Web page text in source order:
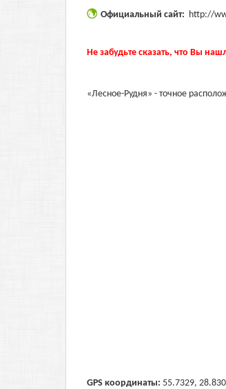
Официальный сайт: http://
Не забудьте сказать, что Вы
«Лесное-Рудня» - точное
GPS координаты: 55.7329,